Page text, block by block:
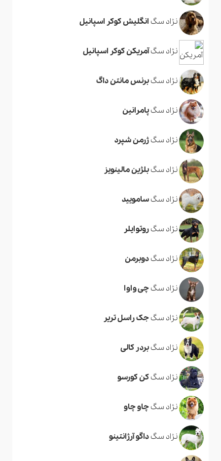
نژاد سگ انگلیش کوکر اسپانیل
نژاد سگآمریکن کوکر اسپانیل
نژاد سگبرنس مانتن داگ
نژاد سگپامرانین
نژاد سگژرمن شپرد
نژاد سگبلژین مالینویز
نژاد سگسامویید
نژاد سگروتوایلر
نژاد سگدوبرمن
نژاد سگچی واوا
نژاد سگجک راسل تریر
نژاد سگبردر کالی
نژاد سگکن کورسو
نژاد سگچاو چاو
نژاد سگداگو آرژانتینو